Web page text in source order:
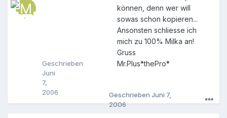
Geschrieben
Juni
7,
2006
können, denn wer will
sowas schon kopieren...
Ansonsten schliesse ich
mich zu 100% Milka an!
Gruss
Mr.Plus*thePro*
Geschrieben Juni 7,
2006